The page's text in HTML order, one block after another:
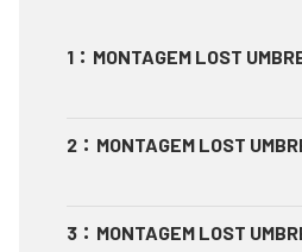
1 ： MONTAGEM LOST
2 ： MONTAGEM LOST
3 ： MONTAGEM LOST